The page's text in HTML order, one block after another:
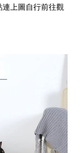
- +
上圖自行前往觀